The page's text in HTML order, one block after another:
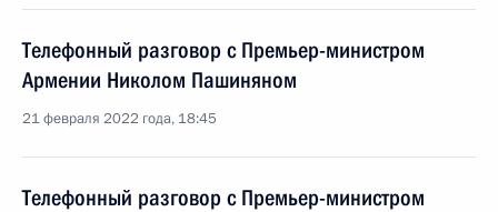
Телефонный разговор с Премьер-министром
Армении Николом Пашиняном
21 февраля 2022 года, 18:45
Телефонный разговор с Премьер-министром